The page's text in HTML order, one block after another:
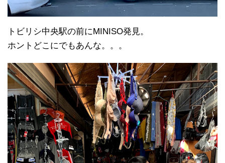
トビリシ中央駅の前にMINISO発見。
ホントどこにでもあんな。。。